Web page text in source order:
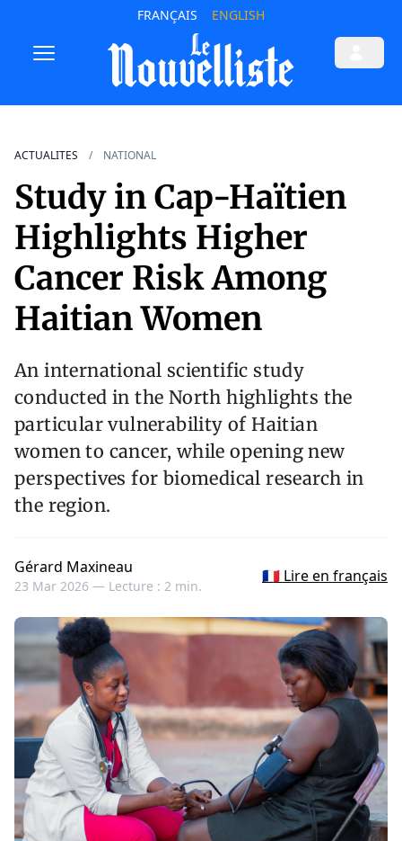
FRANÇAIS ENGLISH
ACTUALITES NATIONAL
Study in Cap-Haïtien
Highlights Higher
Cancer Risk Among
Haitian Women
An international scientific study
conducted in the North highlights the
particular vulnerability of Haitian
women to cancer, while opening new
perspectives for biomedical research in
the region.
Gérard Maxineau
23 Mar 2026 — Lecture : 2 min.
🇫🇷 Lire en français